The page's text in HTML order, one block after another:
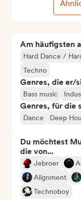
Am häufigsten
Hard Dance /
Techno
Genres, die er/
Bass music
Genres, für die
Dance Deep
Du möchtest
die von...
Jebroer
Alignment
Technoboy